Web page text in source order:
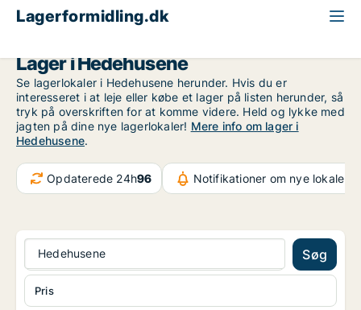
Lagerformidling.dk
Lager i Hedehusene
Se lagerlokaler i Hedehusene herunder. Hvis du er
interesseret i at leje eller købe et lager på listen herunder, så
tryk på overskriften for at komme videre. Held og lykke med
jagten på dine nye lagerlokaler! Mere info om lager i
Hedehusene.
Opdaterede 24h96 Notifikationer om nye lokaler
Hedehusene Søg
Pris